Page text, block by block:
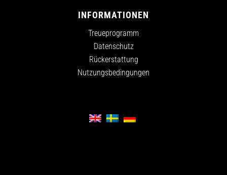
INFORMATIONEN
Treueprogramm
Datenschutz
Rückerstattung
Nutzungsbedingungen